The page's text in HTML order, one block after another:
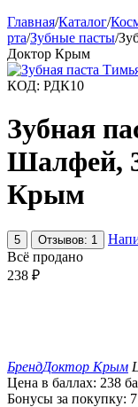
Главная/Каталог/
рта/Зубные пасты/
Доктор Крым
КОД: РДК10
Зубная
Шалфей,
Крым
5 Отзывов: 1
Всё продано
238 ₽
БрендДоктор Крым
Цена в баллах: 238
Бонусы за покупку: